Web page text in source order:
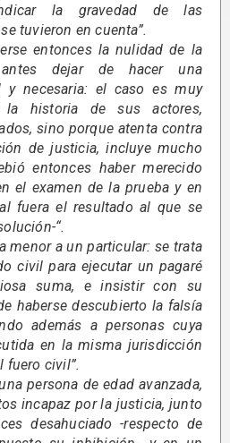
la gravedad de las
tuvieron en cuenta”.
entonces la nulidad de la
dejar de hacer una
y necesaria: el caso es muy
historia de sus actores,
sino porque atenta contra
de justicia, incluye mucho
entonces haber merecido
el examen de la prueba y en
fuera el resultado al que se
“.
a un particular: se trata
civil para ejecutar un pagaré
suma, e insistir con su
haberse descubierto la falsía
además a personas cuya
en la misma jurisdicción
fuero civil”.
persona de edad avanzada,
incapaz por la justicia, junto
desahuciado -respecto de